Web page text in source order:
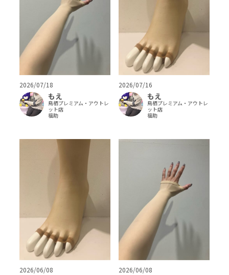
2026/07/18
もえ
鳥栖プレミアム・アウトレ
ット店
福助
2026/07/16
もえ
鳥栖プレミアム・アウトレ
ット店
福助
2026/06/08 2026/06/08